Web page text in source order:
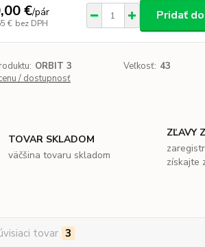
€/pár
€ bez DPH
Pridať
ORBIT 3 Veľkosť: 43
/ dostupnosť
TOVAR SKLADOM
väčšina tovaru skladom
ZĽAVY
získajte
tovar 3